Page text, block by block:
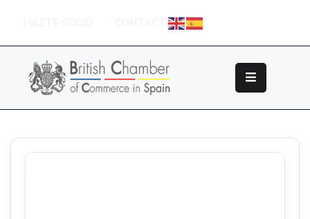
CONTACTO
Sobre
British
Chamber
Socios